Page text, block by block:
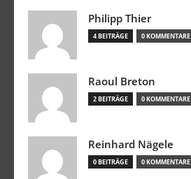
Philipp Thier
4 BEITRÄGE 0 KOMMENTARE
Raoul Breton
2 BEITRÄGE 0 KOMMENTARE
Reinhard Nägele
0 BEITRÄGE 0 KOMMENTARE